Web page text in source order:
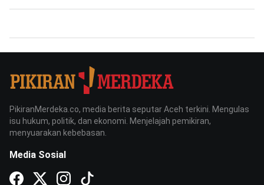
PikiranMerdeka.co, media berita seputar Aceh terkini. Mengulas
isu hukum, politik, dan ekonomi. Menjelajah pemikiran,
menyuarakan kebebasan.
Media Sosial